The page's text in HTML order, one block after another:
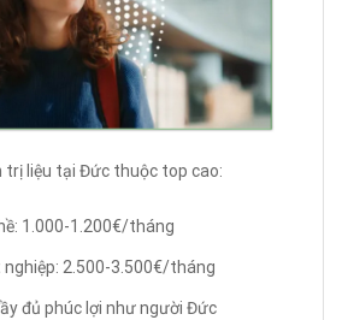
trị liệu tại Đức thuộc top cao:
1.000-1.200€/tháng
nghiệp: 2.500-3.500€/tháng
đủ phúc lợi như người Đức